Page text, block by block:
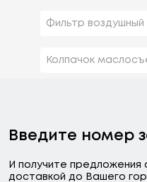
Фильтр воздушный
Колпачок
Введите номер
И получите предложения
доставкой до Вашего